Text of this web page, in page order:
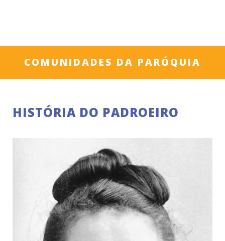
COMUNIDADES DA PARÓQUIA
HISTÓRIA DO PADROEIRO